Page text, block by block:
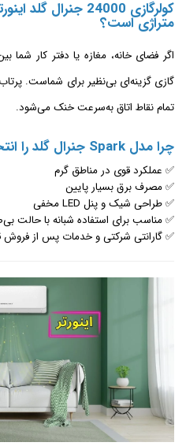
کولرگازی 24000
متراژی است؟
تمام نقاط اتاق به‌سرعت خنک می‌شود.
چرا مدل Spark جنرال گلد را انتخاب کنیم؟
✅ عملکرد قوی در مناطق گرم
✅ مصرف برق بسیار پایین
✅ طراحی شیک و پنل LED مخفی
✅ مناسب برای استفاده شبانه با حالت
✅ گارانتی شرکتی و خدمات پس از فروش